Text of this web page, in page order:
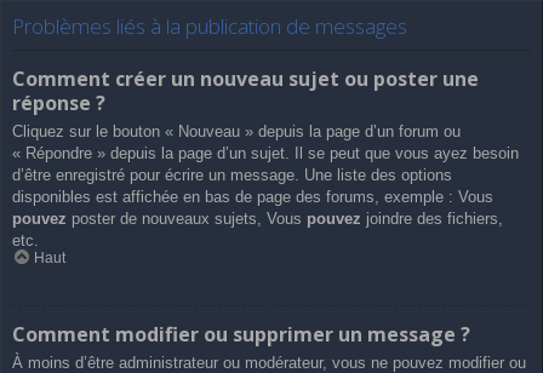
Problèmes liés à la publication de messages
Comment créer un nouveau sujet ou poster une
réponse ?
Cliquez sur le bouton « Nouveau » depuis la page d’un forum ou
« Répondre » depuis la page d’un sujet. Il se peut que vous ayez besoin
d’être enregistré pour écrire un message. Une liste des options
disponibles est affichée en bas de page des forums, exemple : Vous
pouvez poster de nouveaux sujets, Vous pouvez joindre des fichiers,
etc.
Haut
Comment modifier ou supprimer un message ?
À moins d’être administrateur ou modérateur, vous ne pouvez modifier ou